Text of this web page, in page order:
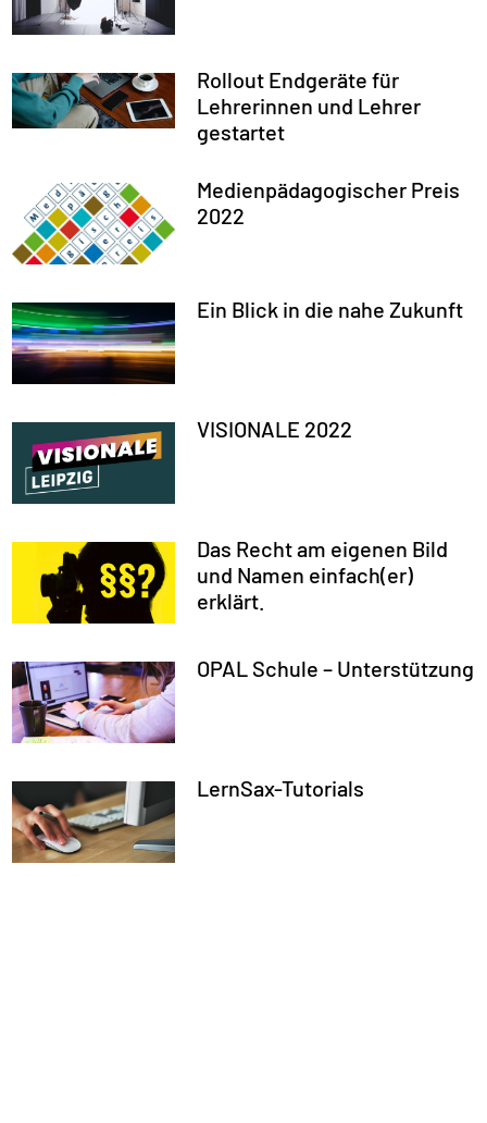
Rollout Endgeräte für
Lehrerinnen und Lehrer
gestartet
Medienpädagogischer Preis
2022
Ein Blick in die nahe Zukunft
VISIONALE 2022
Das Recht am eigenen Bild
und Namen einfach(er)
erklärt.
OPAL Schule – Unterstützung
LernSax-Tutorials